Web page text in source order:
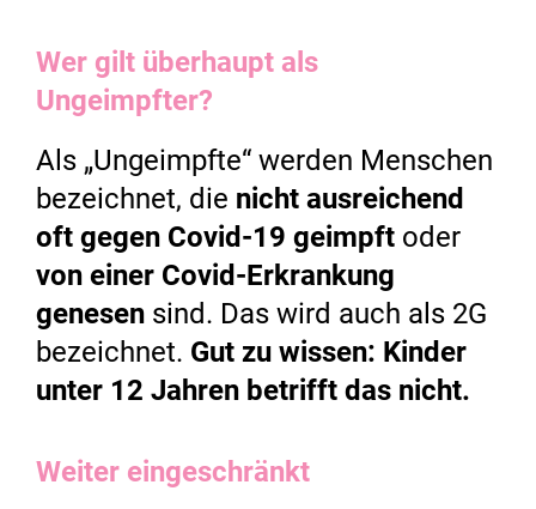
Wer gilt überhaupt als
Ungeimpfter?
Als „Ungeimpfte“ werden Menschen
bezeichnet, die nicht ausreichend
oft gegen Covid-19 geimpft oder
von einer Covid-Erkrankung
genesen sind. Das wird auch als 2G
bezeichnet. Gut zu wissen: Kinder
unter 12 Jahren betrifft das nicht.
Weiter eingeschränkt